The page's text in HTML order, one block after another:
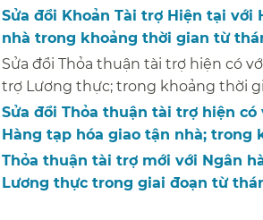
Sửa đổi Khoản Tài trợ Hiện tại với
nhà trong khoảng thời gian từ
Sửa đổi Thỏa thuận tài trợ hiện có
trợ Lương thực; trong khoảng thời
Sửa đổi Thỏa thuận tài trợ hiện
Hàng tạp hóa giao tận nhà; trong
Thỏa thuận tài trợ mới với Ngân
Lương thực trong giai đoạn từ